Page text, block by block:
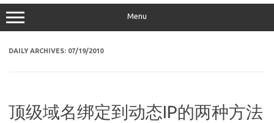
Menu
DAILY ARCHIVES: 07/19/2010
顶级域名绑定到动态IP的两种方法